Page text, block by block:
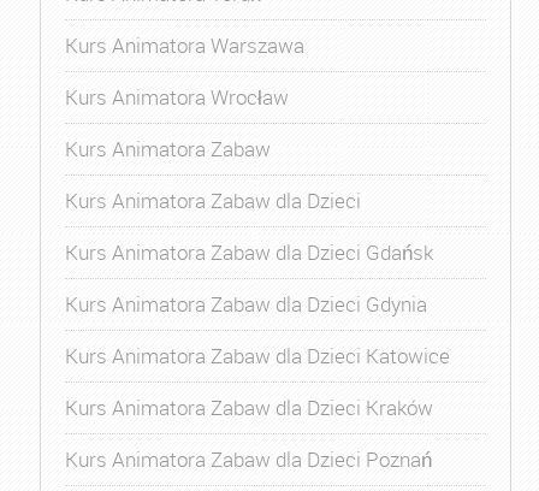
Kurs Animatora Warszawa
Kurs Animatora Wrocław
Kurs Animatora Zabaw
Kurs Animatora Zabaw dla Dzieci
Kurs Animatora Zabaw dla Dzieci Gdańsk
Kurs Animatora Zabaw dla Dzieci Gdynia
Kurs Animatora Zabaw dla Dzieci Katowice
Kurs Animatora Zabaw dla Dzieci Kraków
Kurs Animatora Zabaw dla Dzieci Poznań